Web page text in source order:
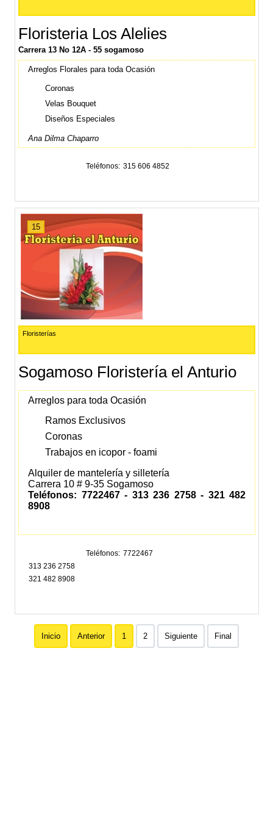
Floristeria Los Alelies
Carrera 13 No 12A - 55 sogamoso
Arreglos Florales para toda Ocasión
Coronas
Velas Bouquet
Diseños Especiales
Ana Dilma Chaparro
Teléfonos 315 606 4852
15
Floristerías
Sogamoso Floristería el Anturio
Arreglos para toda Ocasión
Ramos Exclusivos
Coronas
Trabajos en icopor - foami
Alquiler de mantelería y silletería
Carrera 10 # 9-35 Sogamoso
Teléfonos: 7722467 - 313 236 2758 - 321 482
8908
Teléfonos
7722467
313 236 2758
321 482 8908
Inicio Anterior 1 2 Siguiente Final